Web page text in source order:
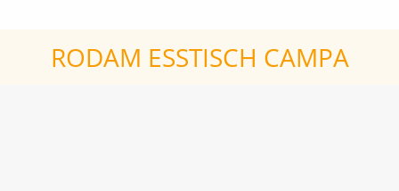
RODAM ESSTISCH CAMPA